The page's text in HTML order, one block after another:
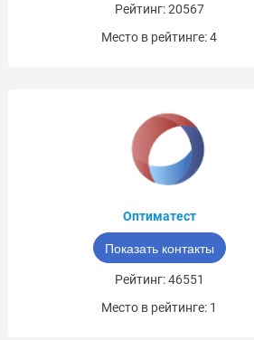
Рейтинг: 20567
Место в рейтинге: 4
Оптиматест
Показать контакты
Рейтинг: 46551
Место в рейтинге: 1